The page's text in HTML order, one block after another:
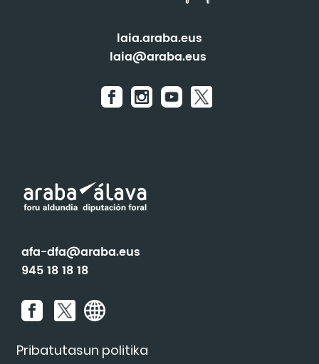
Pribatutasun politika
laia.araba.eus
laia@araba.eus
afa-dfa@araba.eus
945 18 18 18